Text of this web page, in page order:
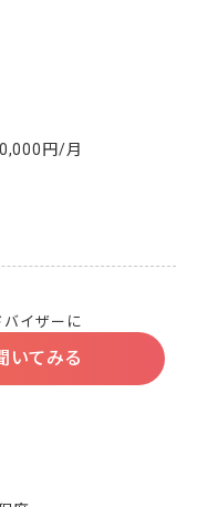
円/月
バイザーに
いてみる